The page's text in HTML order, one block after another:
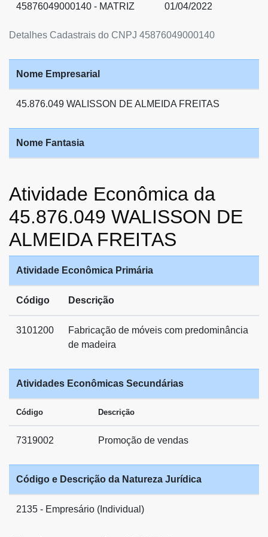
Detalhes Cadastrais do CNPJ 45876049000140
45876049000140 - MATRIZ 01/04/2022
Nome Empresarial
45.876.049 WALISSON DE ALMEIDA FREITAS
Nome Fantasia
Atividade Econômica da
45.876.049 WALISSON DE
ALMEIDA FREITAS
Atividade Econômica Primária
Código Descrição
3101200
Fabricação de móveis com predominância
de madeira
Atividades Econômicas Secundárias
Código Descrição
7319002 Promoção de vendas
Código e Descrição da Natureza Jurídica
2135 - Empresário (Individual)